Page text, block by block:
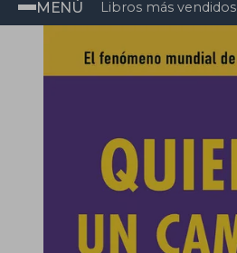
MENÚ Libros más vendidos